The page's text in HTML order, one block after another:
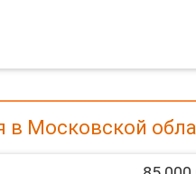
в Московской